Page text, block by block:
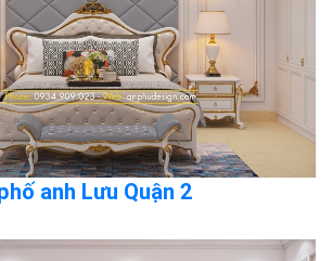
anh Lưu Quận 2